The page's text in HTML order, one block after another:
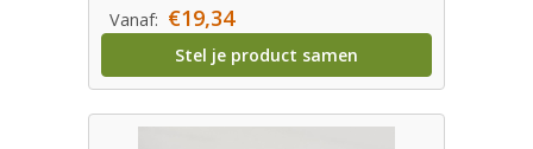
Vanaf: €19,34
Stel je product samen